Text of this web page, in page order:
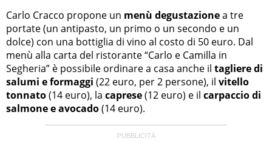
Carlo Cracco propone un menù degustazionea tre
portate (un antipasto, un primo o un secondo e un
dolce) con una bottiglia di vino al costo di 50 euro. Dal
menù alla carta del ristorante “Carlo e Camilla in
Segheria” è possibile ordinare a casa anche il tagliere di
salumi e formaggi (22 euro, per 2 persone), il vitello
tonnato(14 euro), la caprese(12 euro) e il carpaccio di
salmone e avocado(14 euro).